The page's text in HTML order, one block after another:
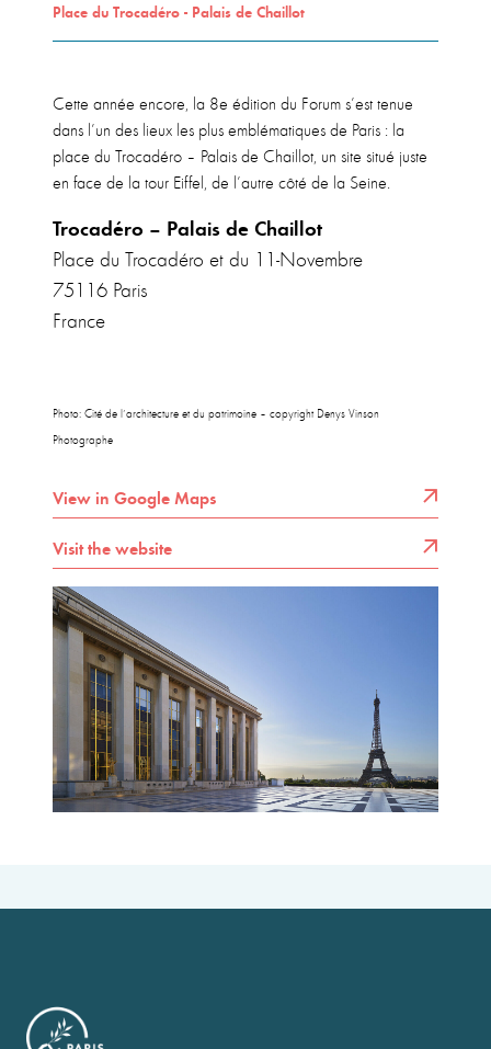
Place du Trocadéro - Palais de Chaillot
Cette année encore, la 8e édition du Forum s’est tenue
dans l’un des lieux les plus emblématiques de Paris : la
place du Trocadéro – Palais de Chaillot, un site situé juste
en face de la tour Eiffel, de l’autre côté de la Seine.
Trocadéro – Palais de Chaillot
Place du Trocadéro et du 11-Novembre
75116 Paris
France
Photo: Cité de l’architecture et du patrimoine – copyright Denys Vinson
Photographe
View in Google Maps
Visit the website